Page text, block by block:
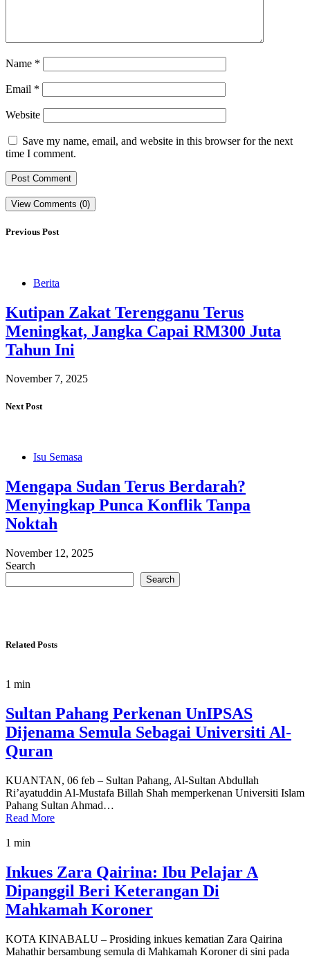
Name *
Email *
Website
Save my name, email, and website in this browser for the next
time I comment.
View Comments (0)
Previous Post
Berita
Kutipan Zakat Terengganu Terus
Meningkat, Jangka Capai RM300 Juta
Tahun Ini
November 7, 2025
Next Post
Isu Semasa
Mengapa Sudan Terus Berdarah?
Menyingkap Punca Konflik Tanpa
Noktah
November 12, 2025
Search
Search
Related Posts
1 min
Sultan Pahang Perkenan UnIPSAS
Dijena­ma Semula Sebagai Universiti Al-
Quran
KUANTAN, 06 feb – Sultan Pahang, Al-Sultan Abdullah
Ri’ayatuddin Al-Mustafa Billah Shah memperkenan Universiti Islam
Pahang Sultan Ahmad…
Read More
1 min
Inkues Zara Qairina: Ibu Pelajar A
Dipanggil Beri Keterangan Di
Mahkamah Koroner
KOTA KINABALU – Prosiding inkues kematian Zara Qairina
Mahathir bersambung semula di Mahkamah Koroner di sini pada